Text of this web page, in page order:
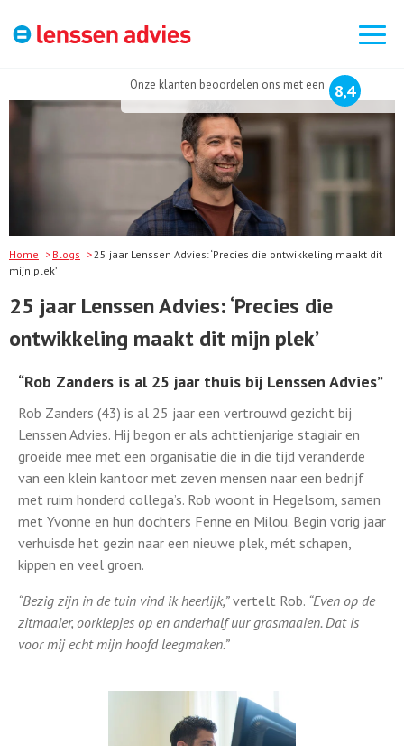
Onze klanten beoordelen ons met een 8,4
Home Blogs
25 jaar Lenssen Advies: ‘Precies die ontwikkeling maakt dit
mijn plek’
25 jaar Lenssen Advies: ‘Precies die
ontwikkeling maakt dit mijn plek’
“Rob Zanders is al 25 jaar thuis bij Lenssen Advies”
Rob Zanders (43) is al 25 jaar een vertrouwd gezicht bij
Lenssen Advies. Hij begon er als achttienjarige stagiair en
groeide mee met een organisatie die in die tijd veranderde
van een klein kantoor met zeven mensen naar een bedrijf
met ruim honderd collega’s. Rob woont in Hegelsom, samen
met Yvonne en hun dochters Fenne en Milou. Begin vorig jaar
verhuisde het gezin naar een nieuwe plek, mét schapen,
kippen en veel groen.
“Bezig zijn in de tuin vind ik heerlijk,”vertelt Rob. “Even op de
zitmaaier, oorklepjes op en anderhalf uur grasmaaien. Dat is
voor mij echt mijn hoofd leegmaken.”